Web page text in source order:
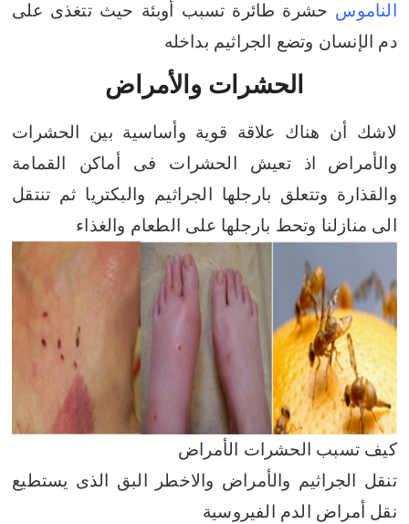
الناموس حشرة طائرة تسبب أوبئة حيث تتغذى على
دم الإنسان وتضع الجراثيم بداخله
الحشرات والأمراض
لاشك أن هناك علاقة قوية وأساسية بين الحشرات
والأمراض
اذ تعيش الحشرات فى أماكن القمامة
والقذارة وتتعلق بارجلها الجراثيم والبكتريا ثم تنتقل
الى منازلنا وتحط بارجلها على الطعام والغذاء
كيف تسبب الحشرات الأمراض
تنقل الجراثيم والأمراض والاخطر البق الذى يستطيع
نقل أمراض الدم الفيروسية